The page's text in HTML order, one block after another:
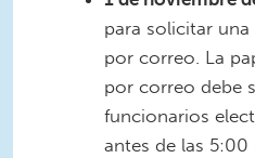
para solicitar
por correo. La
por correo debe
funcionarios
antes de las 5:00